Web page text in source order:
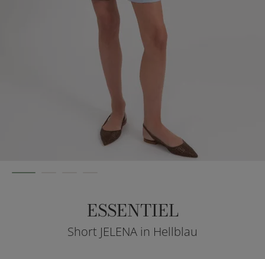
ESSENTIEL
Short JELENA in Hellblau